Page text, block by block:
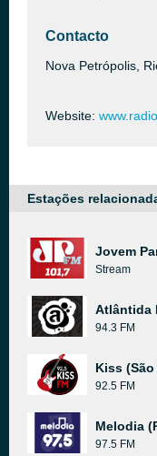
Contacto
Nova Petrópolis,
Website:
Estações
Jovem
Stream
Atlântida
94.3 FM
Kiss
92.5 FM
Melodia
97.5 FM